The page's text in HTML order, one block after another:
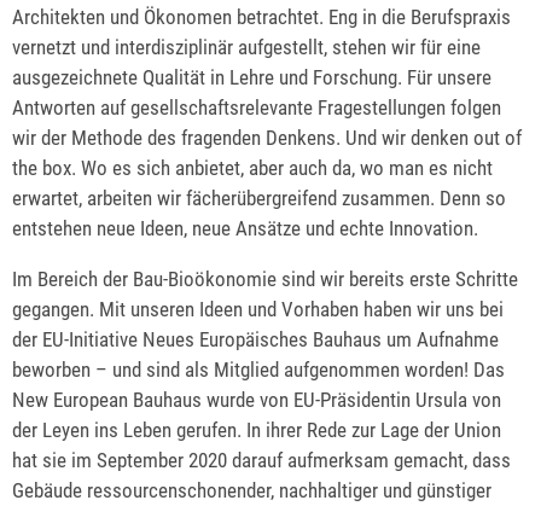
Architekten und Ökonomen betrachtet. Eng in die Berufspraxis
vernetzt und interdisziplinär aufgestellt, stehen wir für eine
ausgezeichnete Qualität in Lehre und Forschung. Für unsere
Antworten auf gesellschaftsrelevante Fragestellungen folgen
wir der Methode des fragenden Denkens. Und wir denken out of
the box. Wo es sich anbietet, aber auch da, wo man es nicht
erwartet, arbeiten wir fächerübergreifend zusammen. Denn so
entstehen neue Ideen, neue Ansätze und echte Innovation.
Im Bereich der Bau-Bioökonomie sind wir bereits erste Schritte
gegangen. Mit unseren Ideen und Vorhaben haben wir uns bei
der EU-Initiative Neues Europäisches Bauhaus um Aufnahme
beworben – und sind als Mitglied aufgenommen worden! Das
New European Bauhaus wurde von EU-Präsidentin Ursula von
der Leyen ins Leben gerufen. In ihrer Rede zur Lage der Union
hat sie im September 2020 darauf aufmerksam gemacht, dass
Gebäude ressourcenschonender, nachhaltiger und günstiger